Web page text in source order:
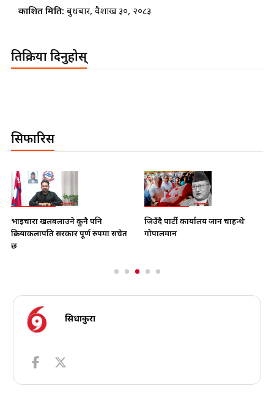
प्रकाशित मिति: बुधबार, वैशाख ३०, २०८३
प्रतिक्रिया दिनुहोस्
सिफारिस
भाइचारा खलबलाउने कुनै पनि
क्रियाकलापप्रति सरकार पूर्ण रुपमा सचेत
छ
जिउँदै पार्टी कार्यालय जान चाहन्थे
गोपालमान
सिधाकुरा